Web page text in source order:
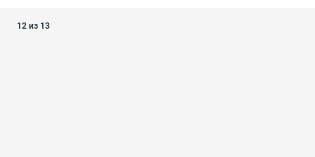
12 из 13